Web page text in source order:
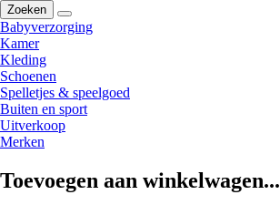
Zoeken
Babyverzorging
Kamer
Kleding
Schoenen
Spelletjes & speelgoed
Buiten en sport
Uitverkoop
Merken
Toevoegen aan winkelwagen...